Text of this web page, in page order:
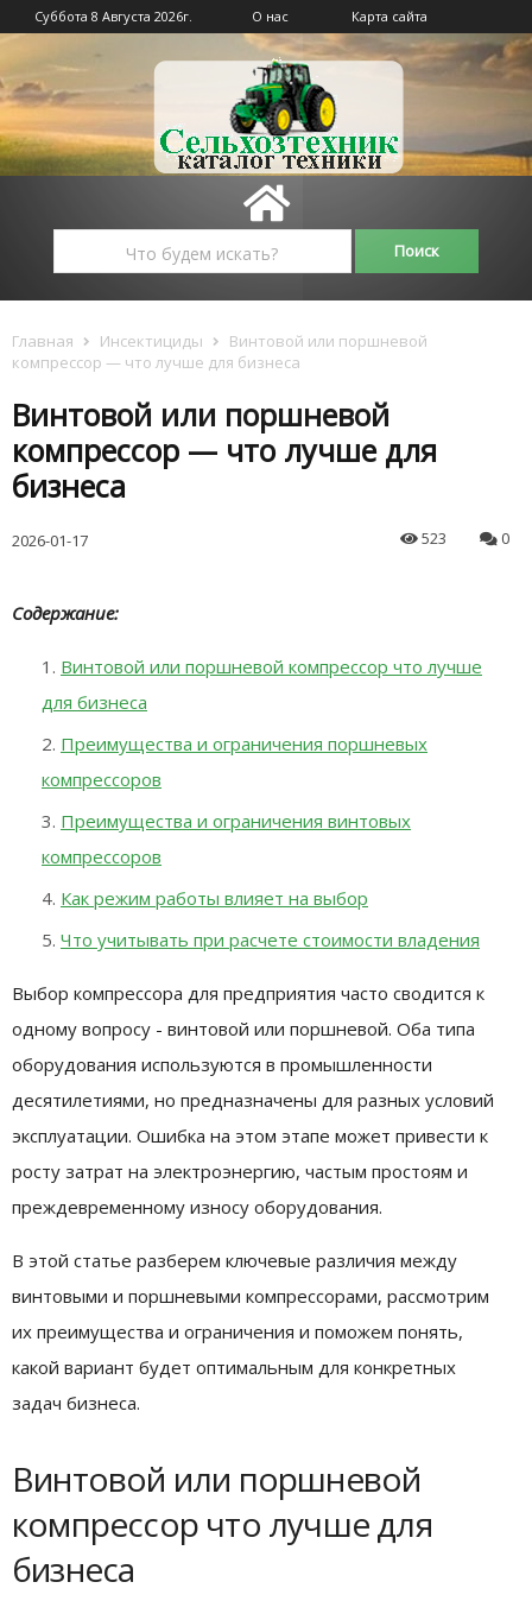
Суббота 8 Августа 2026г. О нас Карта сайта
Главная Инсектициды
Винтовой или поршневой
компрессор — что лучше для бизнеса
Винтовой или поршневой
компрессор — что лучше для
бизнеса
2026-01-17 523 0
Содержание:
Винтовой или поршневой компрессор что лучше
для бизнеса
Преимущества и ограничения поршневых
компрессоров
Преимущества и ограничения винтовых
компрессоров
Как режим работы влияет на выбор
Что учитывать при расчете стоимости владения
Выбор компрессора для предприятия часто сводится к
одному вопросу - винтовой или поршневой. Оба типа
оборудования используются в промышленности
десятилетиями, но предназначены для разных условий
эксплуатации. Ошибка на этом этапе может привести к
росту затрат на электроэнергию, частым простоям и
преждевременному износу оборудования.
В этой статье разберем ключевые различия между
винтовыми и поршневыми компрессорами, рассмотрим
их преимущества и ограничения и поможем понять,
какой вариант будет оптимальным для конкретных
задач бизнеса.
Винтовой или поршневой
компрессор что лучше для
бизнеса